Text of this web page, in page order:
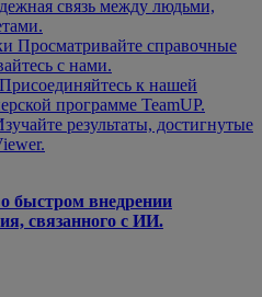
связь между людьми,
Просматривайте справочные
с нами.
Присоединяйтесь к нашей
программе TeamUP.
результаты, достигнутые
быстром внедрении
связанного с ИИ.